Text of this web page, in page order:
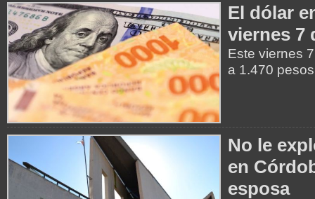
El dólar
viernes 7
Este viernes
a 1.470
No le
en
esposa